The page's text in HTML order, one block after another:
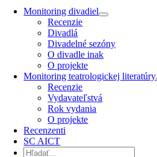
Monitoring divadiel
Recenzie
Divadlá
Divadelné sezóny
O divadle inak
O projekte
Monitoring teatrologickej literatúry
Recenzie
Vydavateľstvá
Rok vydania
O projekte
Recenzenti
SC AICT
Hľadať: